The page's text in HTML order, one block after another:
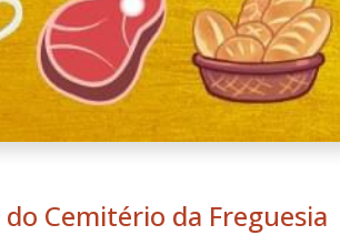
Cemitério da Freguesia